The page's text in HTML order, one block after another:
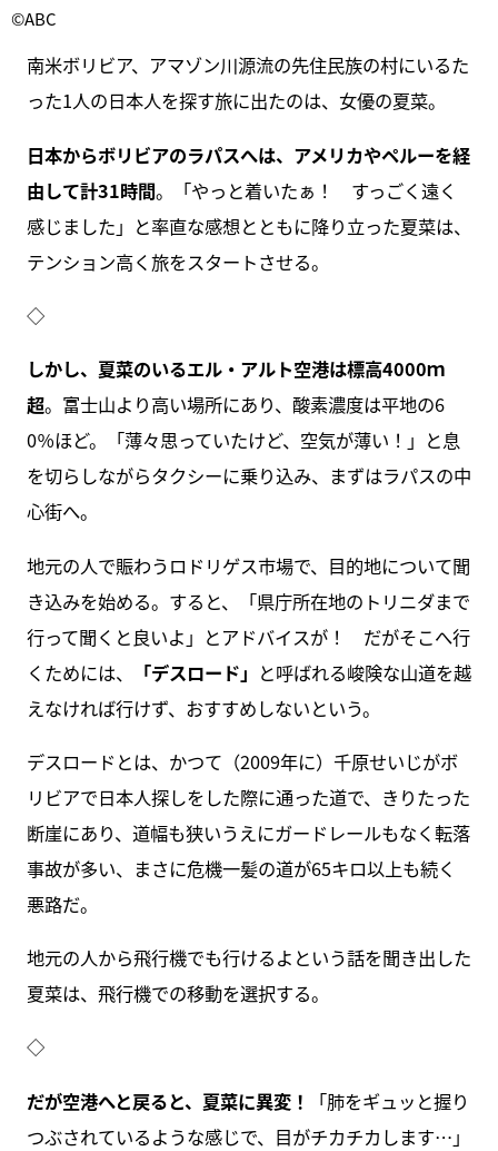
©ABC
南米ボリビア、アマゾン川源流の先住民族の村にいるた
った1人の日本人を探す旅に出たのは、女優の夏菜。
日本からボリビアのラパスへは、アメリカやペルーを経
由して計31時間。「やっと着いたぁ！ すっごく遠く
感じました」と率直な感想とともに降り立った夏菜は、
テンション高く旅をスタートさせる。
◇
しかし、夏菜のいるエル・アルト空港は標高4000ｍ
超。富士山より高い場所にあり、酸素濃度は平地の6
0％ほど。「薄々思っていたけど、空気が薄い！」と息
を切らしながらタクシーに乗り込み、まずはラパスの中
心街へ。
地元の人で賑わうロドリゲス市場で、目的地について聞
き込みを始める。すると、「県庁所在地のトリニダまで
行って聞くと良いよ」とアドバイスが！ だがそこへ行
くためには、
「デスロード」 と呼ばれる峻険な山道を越
えなければ行けず、おすすめしないという。
デスロードとは、かつて（2009年に）千原せいじがボ
リビアで日本人探しをした際に通った道で、きりたった
断崖にあり、道幅も狭いうえにガードレールもなく転落
事故が多い、まさに危機一髪の道が65キロ以上も続く
悪路だ。
地元の人から飛行機でも行けるよという話を聞き出した
夏菜は、飛行機での移動を選択する。
◇
だが空港へと戻ると、夏菜に異変！
「肺をギュッと握り
つぶされているような感じで、目がチカチカします…」